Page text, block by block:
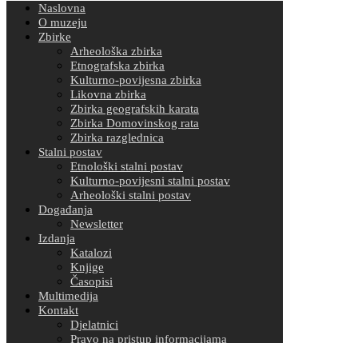
Naslovna
O muzeju
Zbirke
Arheološka zbirka
Etnografska zbirka
Kulturno-povijesna zbirka
Likovna zbirka
Zbirka geografskih karata
Zbirka Domovinskog rata
Zbirka razglednica
Stalni postav
Etnološki stalni postav
Kulturno-povijesni stalni postav
Arheološki stalni postav
Događanja
Newsletter
Izdanja
Katalozi
Knjige
Časopisi
Multimedija
Kontakt
Djelatnici
Pravo na pristup informacijama